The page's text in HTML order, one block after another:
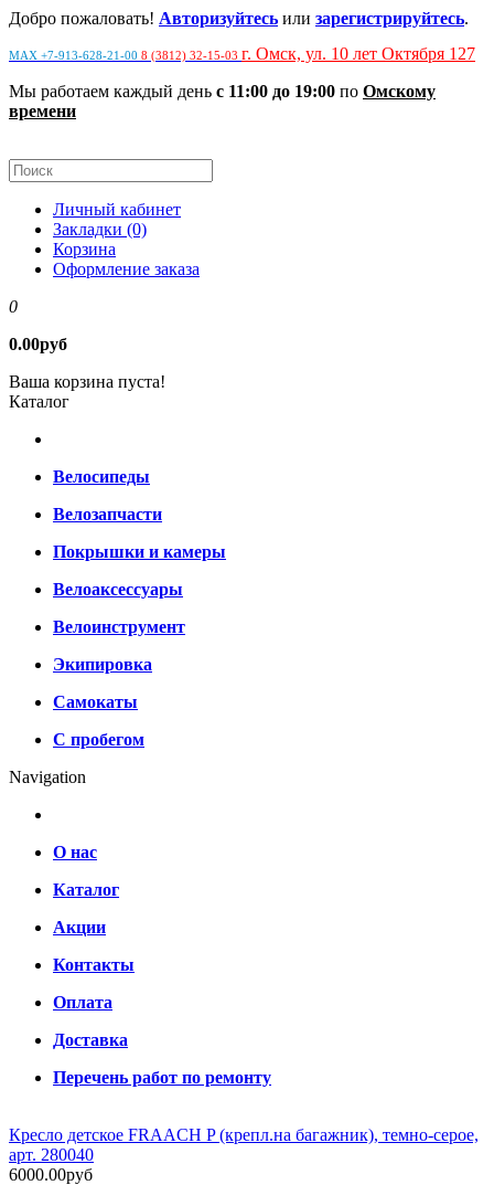
Добро пожаловать! Авторизуйтесь или зарегистрируйтесь.
MAX +7-913-628-21-00 8 (3812) 32-15-03 г. Омск, ул. 10 лет Октября 127
Мы работаем каждый день с 11:00 до 19:00 по Омскому
времени
Личный кабинет
Закладки (0)
Корзина
Оформление заказа
0
0.00руб
Ваша корзина пуста!
Каталог
Велосипеды
Велозапчасти
Покрышки и камеры
Велоаксессуары
Велоинструмент
Экипировка
Самокаты
С пробегом
Navigation
О нас
Каталог
Акции
Контакты
Оплата
Доставка
Перечень работ по ремонту
Кресло детское FRAACH P (крепл.на багажник), темно-серое,
арт. 280040
6000.00руб